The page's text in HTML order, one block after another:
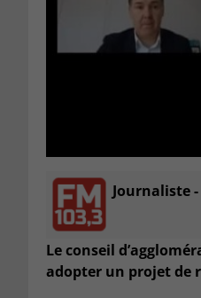
Journaliste -
Le conseil
adopter un projet de